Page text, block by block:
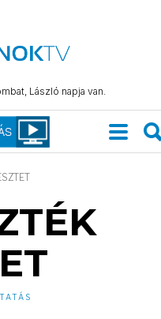
László napja van.